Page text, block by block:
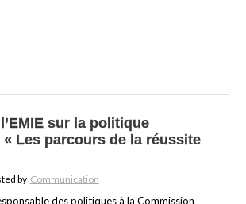
sur la politique
« Les parcours de la réussite
by Communication
des politiques à la Commission